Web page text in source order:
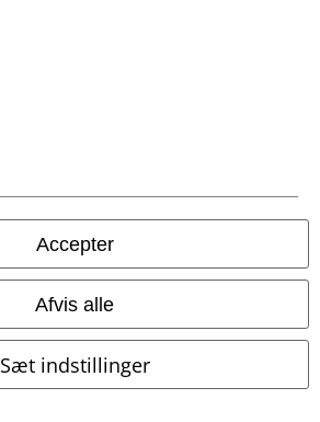
Accepter
Afvis alle
Sæt indstillinger
Fragt
EMP app